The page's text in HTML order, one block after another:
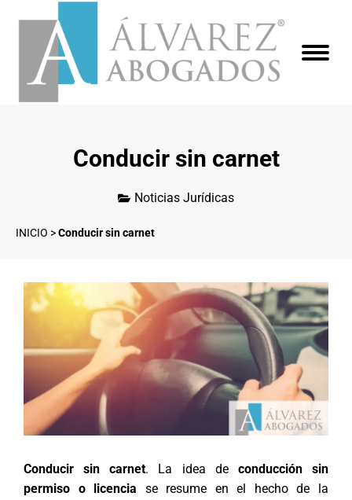
Conducir sin carnet
Noticias Jurídicas
INICIO >Conducir sin carnet
Conducir sin carnet. La idea de conducción sin
permiso o licencia se resume en el hecho de la